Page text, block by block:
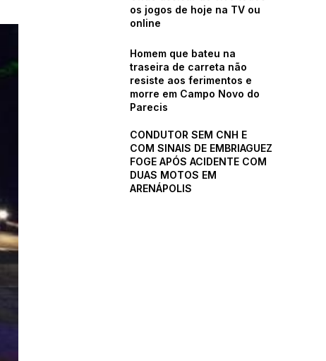
os jogos de hoje na TV ou
online
Homem que bateu na
traseira de carreta não
resiste aos ferimentos e
morre em Campo Novo do
Parecis
CONDUTOR SEM CNH E
COM SINAIS DE EMBRIAGUEZ
FOGE APÓS ACIDENTE COM
DUAS MOTOS EM
ARENÁPOLIS